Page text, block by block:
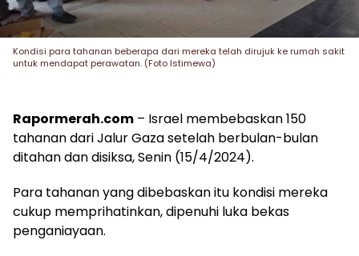
Kondisi para tahanan beberapa dari mereka telah dirujuk ke rumah sakit
untuk mendapat perawatan. (Foto Istimewa)
Rapormerah.com – Israel membebaskan 150
tahanan dari Jalur Gaza setelah berbulan-bulan
ditahan dan disiksa, Senin (15/4/2024).
Para tahanan yang dibebaskan itu kondisi mereka
cukup memprihatinkan, dipenuhi luka bekas
penganiayaan.